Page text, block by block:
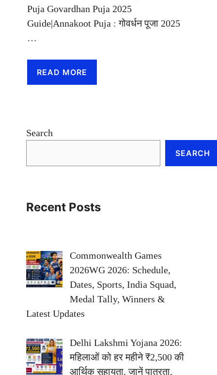
Puja Govardhan Puja 2025
Guide|Annakoot Puja : गोवर्धन पूजा 2025
…
READ MORE
Search
SEARCH
Recent Posts
Commonwealth Games
2026WG 2026: Schedule,
Dates, Sports, India Squad,
Medal Tally, Winners &
Latest Updates
Delhi Lakshmi Yojana 2026:
महिलाओं को हर महीने ₹2,500 की
आर्थिक सहायता, जानें पात्रता,